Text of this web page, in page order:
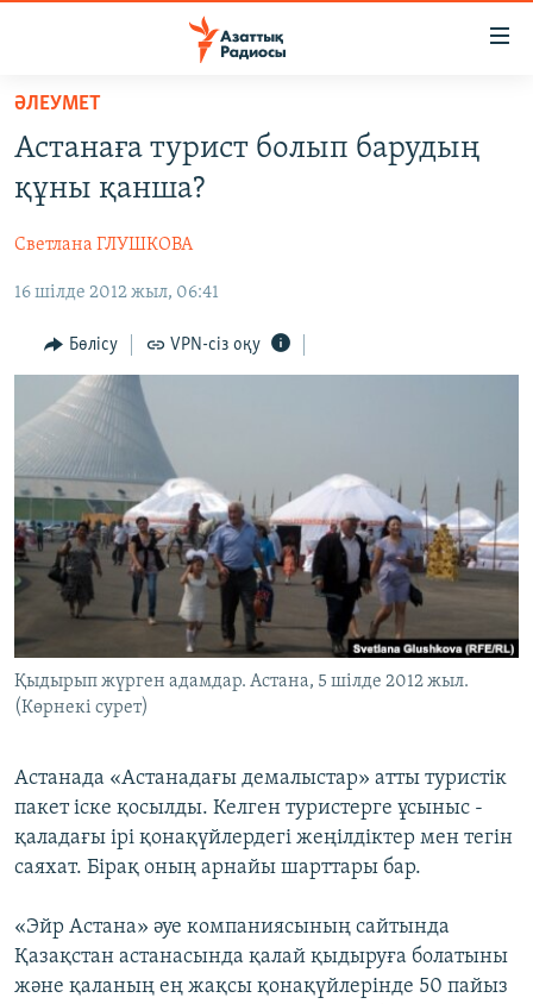
Skip
main
content
Skip
to
Navigation
AZATTYQTV
ҚАҢТАР ОҚИҒАСЫ
АДАМ ҚҰҚЫҚТАРЫ
ӘЛЕУМЕТ
ӘЛЕМ
АРНАЙЫ ЖОБАЛАР
Русский
ЖАЗЫЛЫҢЫЗ
Басқа тілдерде
ӘЛЕУМЕТ
Астанаға турист болып барудың
құны қанша?
Светлана ГЛУШКОВА
16 шілде 2012 жыл, 06:41
Бөлісу VPN-сіз оқу
Қыдырып жүрген адамдар. Астана, 5 шілде 2012 жыл.
(Көрнекі сурет)
Астанада «Астанадағы демалыстар» атты туристік
пакет іске қосылды. Келген туристерге ұсыныс -
қаладағы ірі қонақүйлердегі жеңілдіктер мен тегін
саяхат. Бірақ оның арнайы шарттары бар.
«Эйр Астана» әуе компаниясының сайтында
Қазақстан астанасында қалай қыдыруға болатыны
және қаланың ең жақсы қонақүйлерінде 50 пайыз